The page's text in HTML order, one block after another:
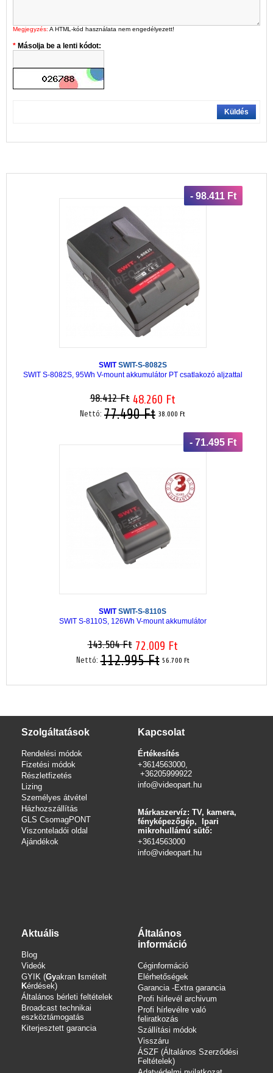
Megjegyzés: A HTML-kód használata nem engedélyezett!
Másolja be a lenti kódot:
Küldés
- 98.411 Ft
SWITSWIT-S-8082S
SWIT S-8082S, 95Wh V-mount akkumulátor PT csatlakozó aljzattal
98.412 Ft 48.260 Ft
Nettó: 77.490 Ft 38.000 Ft
- 71.495 Ft
SWITSWIT-S-8110S
SWIT S-8110S, 126Wh V-mount akkumulátor
143.504 Ft 72.009 Ft
Nettó:112.995 Ft 56.700 Ft
Szolgáltatások
Rendelési módok
Fizetési módok
Részletfizetés
Lizing
Személyes átvétel
Házhozszállítás
GLS CsomagPONT
Viszonteladói oldal
Ajándékok
Kapcsolat
Értékesítés
+3614563000,
+36205999922
info@videopart.hu
Márkaszervíz: TV, kamera,
fényképezőgép, Ipari
mikrohullámú sütő:
+3614563000
info@videopart.hu
Aktuális
Blog
Videók
GYIK (Gyakran Ismételt
Kérdések)
Általános bérleti feltételek
Broadcast technikai
eszköztámogatás
Kiterjesztett garancia
Általános
információ
Céginformáció
Elérhetőségek
Garancia -Extra garancia
Profi hírlevél archivum
Profi hírlevélre való
feliratkozás
Szállítási módok
Visszáru
ÁSZF (Általános Szerződési
Feltételek)